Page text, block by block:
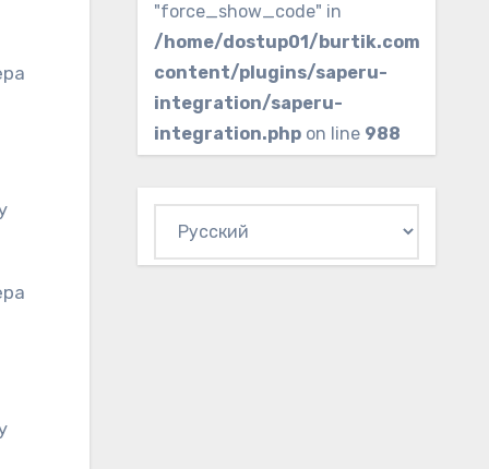
"force_show_code" in
/home/dostup01/burtik.com/www/
content/plugins/saperu-
integration/saperu-
integration.phpon line 988
язык